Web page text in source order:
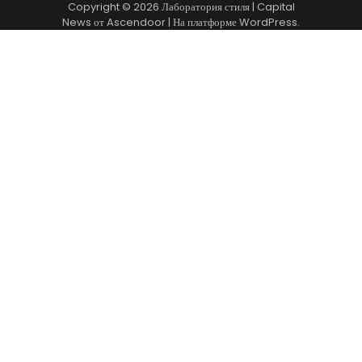
Copyright © 2026 Лаборатория стиля| Capital
News отAscendoor| На платформеWordPress.